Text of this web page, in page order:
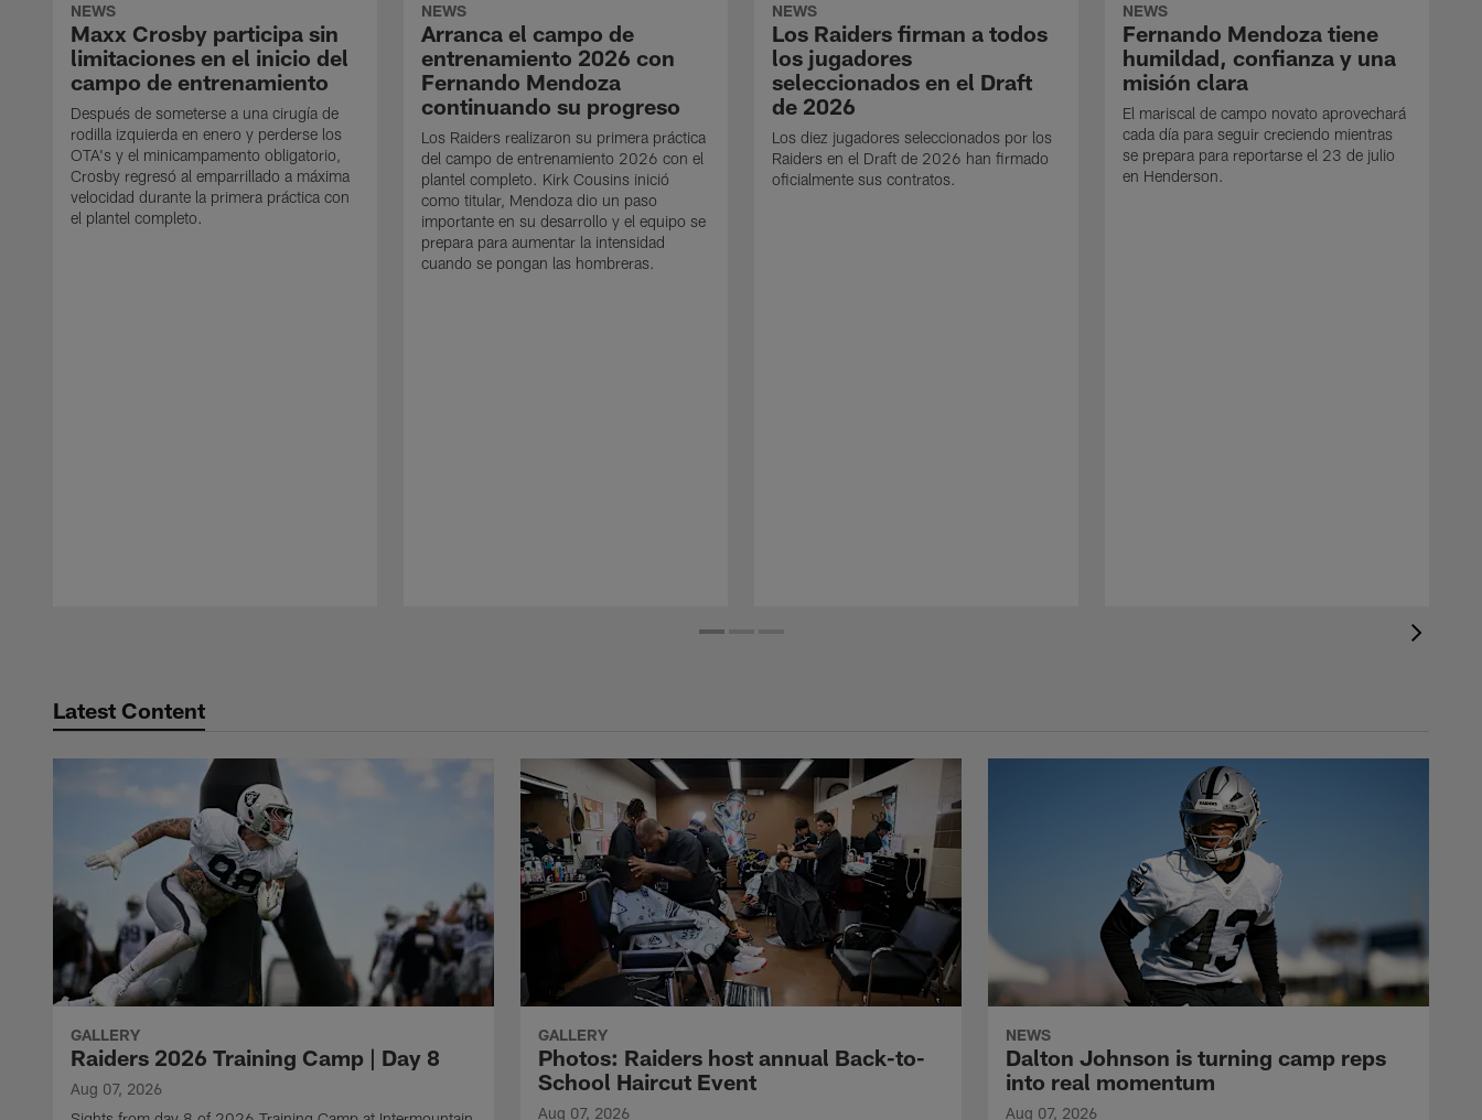
NEWS
Maxx Crosby participa sin
limitaciones en el inicio del
campo de entrenamiento
Después de someterse a una cirugía de
rodilla izquierda en enero y perderse los
OTA's y el minicampamento obligatorio,
Crosby regresó al emparrillado a máxima
velocidad durante la primera práctica con
el plantel completo.
NEWS
Arranca el campo de
entrenamiento 2026 con
Fernando Mendoza
continuando su progreso
Los Raiders realizaron su primera práctica
del campo de entrenamiento 2026 con el
plantel completo. Kirk Cousins inició
como titular, Mendoza dio un paso
importante en su desarrollo y el equipo se
prepara para aumentar la intensidad
cuando se pongan las hombreras.
NEWS
Los Raiders firman a todos
los jugadores
seleccionados en el Draft
de 2026
Los diez jugadores seleccionados por los
Raiders en el Draft de 2026 han firmado
oficialmente sus contratos.
NEWS
Fernando Mendoza tiene
humildad, confianza y una
misión clara
El mariscal de campo novato aprovechará
cada día para seguir creciendo mientras
se prepara para reportarse el 23 de julio
en Henderson.
Latest Content
GALLERY
Raiders 2026 Training Camp | Day 8
Aug 07, 2026
GALLERY
Photos: Raiders host annual Back-to-
School Haircut Event
Aug 07, 2026
NEWS
Dalton Johnson is turning camp reps
into real momentum
Aug 07, 2026